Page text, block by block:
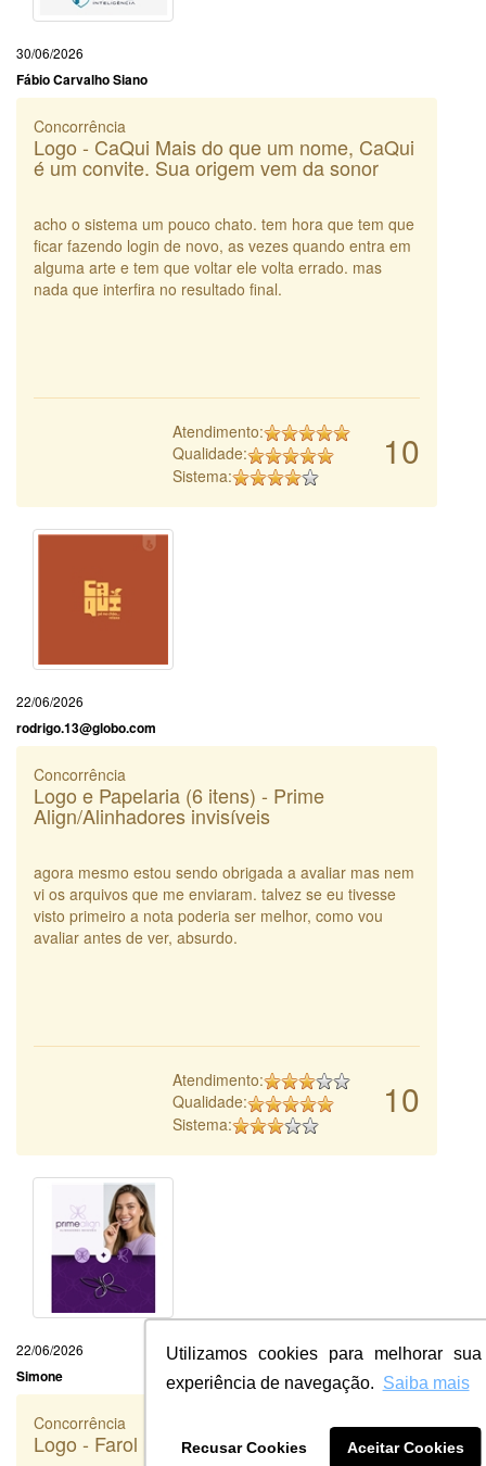
Utilizamos cookies para melhorar sua
experiência de navegação. Saiba mais
Recusar Cookies Aceitar Cookies
30/06/2026
Fábio Carvalho Siano
Concorrência
Logo - CaQui Mais do que um nome, CaQui
é um convite. Sua origem vem da sonor
acho o sistema um pouco chato. tem hora que tem que
ficar fazendo login de novo, as vezes quando entra em
alguma arte e tem que voltar ele volta errado. mas
nada que interfira no resultado final.
10
Atendimento:
Qualidade:
Sistema:
22/06/2026
rodrigo.13@globo.com
Concorrência
Logo e Papelaria (6 itens) - Prime
Align/Alinhadores invisíveis
agora mesmo estou sendo obrigada a avaliar mas nem
vi os arquivos que me enviaram. talvez se eu tivesse
visto primeiro a nota poderia ser melhor, como vou
avaliar antes de ver, absurdo.
10
Atendimento:
Qualidade:
Sistema:
22/06/2026
Simone
Concorrência
Logo - Farol para as Nações